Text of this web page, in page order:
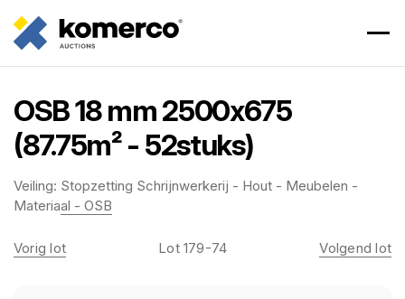
OSB 18 mm 2500x675
(87.75m² - 52stuks)
Veiling: Stopzetting Schrijnwerkerij - Hout - Meubelen -
Materiaal - OSB
Vorig lot Lot 179-74 Volgend lot